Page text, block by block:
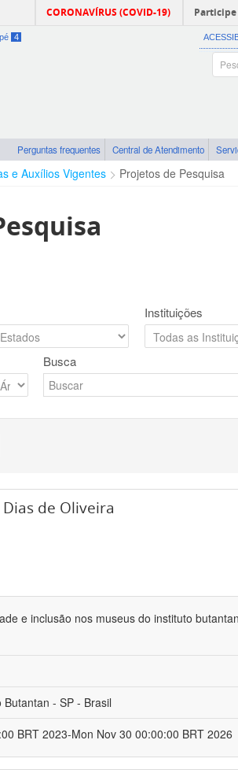
CORONAVÍRUS (COVID-19) Participe
4
Perguntas frequentes Central de Atendimento
e Auxílios Vigentes Projetos de Pesquisa
Instituições
Busca
de Oliveira
e inclusão nos museus do instituto
Butantan - SP - Brasil
BRT 2023-Mon Nov 30 00:00:00 BRT 2026